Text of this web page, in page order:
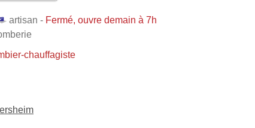
artisan - Fermé, ouvre demain à 7h
chauffagiste